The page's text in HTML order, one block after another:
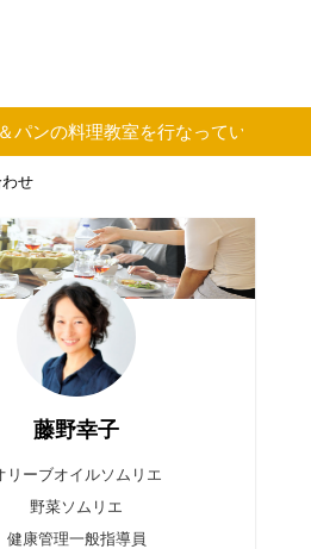
ています
せ
藤野幸子
リーブオイルソムリエ
野菜ソムリエ
健康管理一般指導員